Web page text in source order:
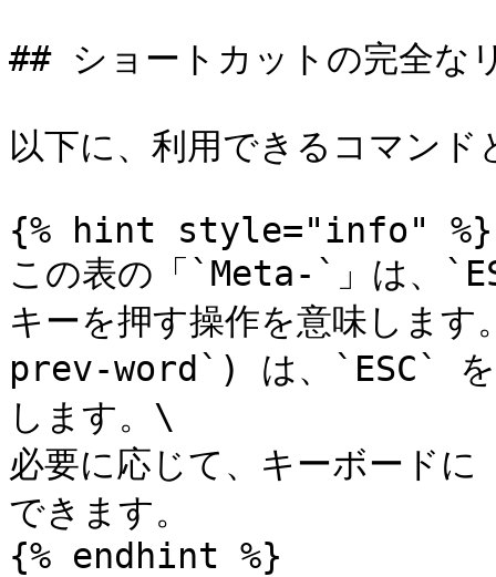
## ショートカットの完全な
以下に、利用できるコマン
{% hint style="info" %}
この表の「`Meta-`」は、
キーを押す操作を意味し
prev-word`) は、`ESC` を
します。\
必要に応じて、キーボード
できます。
{% endhint %}